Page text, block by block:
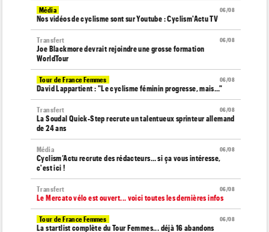
06/08
Média
Nos vidéos de cyclisme sont sur Youtube : Cyclism'Actu TV
06/08
Transfert
Joe Blackmore devrait rejoindre une grosse formation
WorldTour
06/08
Tour de France Femmes
David Lappartient : "Le cyclisme féminin progresse, mais…"
06/08
Transfert
La Soudal Quick-Step recrute un talentueux sprinteur allemand
de 24 ans
06/08
Média
Cyclism’Actu recrute des rédacteurs… si ça vous intéresse,
c'est ici !
06/08
Transfert
Le Mercato vélo est ouvert... voici toutes les dernières infos
06/08
Tour de France Femmes
La startlist complète du Tour Femmes... déjà 16 abandons